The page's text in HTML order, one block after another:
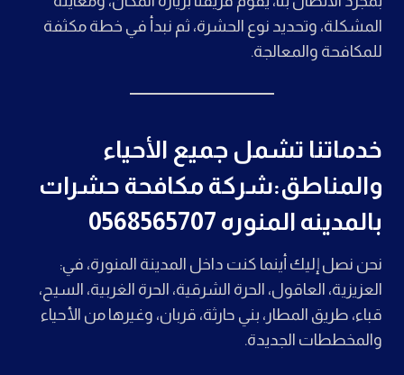
المشكلة، وتحديد نوع الحشرة، ثم نبدأ في خطة مكثفة
للمكافحة والمعالجة.
خدماتنا تشمل جميع الأحياء
والمناطق:شركة مكافحة حشرات
بالمدينه المنوره 0568565707
نحن نصل إليك أينما كنت داخل المدينة المنورة، في:
العزيزية، العاقول، الحرة الشرقية، الحرة الغربية، السيح،
قباء، طريق المطار، بني حارثة، قربان، وغيرها من الأحياء
والمخططات الجديدة.